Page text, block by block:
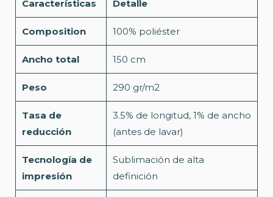
Características Detalle
Composition 100% poliéster
Ancho total 150 cm
Peso 290 gr/m2
Tasa de
reducción
3.5% de longitud, 1% de ancho
(antes de lavar)
Tecnología de
impresión
Sublimación de alta
definición